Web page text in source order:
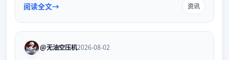
阅读全文 资讯
@无油空压机2026-08-02